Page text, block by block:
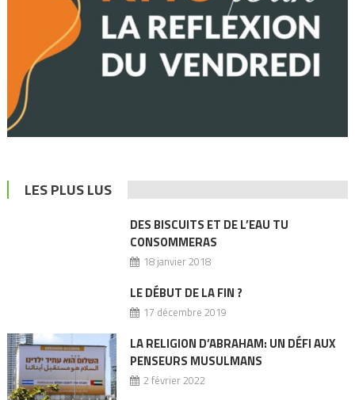
LES PLUS LUS
DES BISCUITS ET DE L’EAU TU
CONSOMMERAS
18 janvier 2018
LE DÉBUT DE LA FIN ?
17 décembre 2019
LA RELIGION D’ABRAHAM: UN DÉFI AUX
PENSEURS MUSULMANS
2 février 2022